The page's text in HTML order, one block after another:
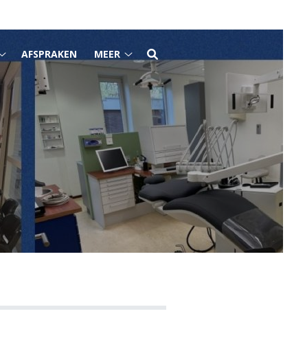
Tarieven
submenu
AFSPRAKEN MEER
Meer
submenu